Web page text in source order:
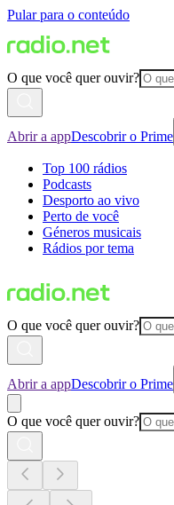
Pular para o conteúdo
O que você quer ouvir?
Abrir a appDescobrir o Prime
Top 100 rádios
Podcasts
Desporto ao vivo
Perto de você
Géneros musicais
Rádios por tema
O que você quer ouvir?
Abrir a appDescobrir o Prime
O que você quer ouvir?